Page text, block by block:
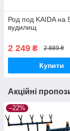
Род под KAIDA на
вудилищ
2 249 ₴ 2 889 ₴
Купити
Акційні
–22%